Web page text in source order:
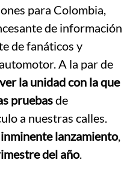
para Colombia,
de información
de fanáticos y
A la par de
la unidad con la que
pruebasde
a nuestras calles.
lanzamiento,
del año.